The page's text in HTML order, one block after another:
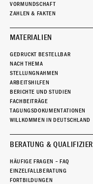
VORMUNDSCHAFT
ZAHLEN & FAKTEN
MATERIALIEN
GEDRUCKT BESTELLBAR
NACH THEMA
STELLUNGNAHMEN
ARBEITSHILFEN
BERICHTE UND STUDIEN
FACHBEITRÄGE
TAGUNGSDOKUMENTATIONEN
WILLKOMMEN IN DEUTSCHLAND
BERATUNG &
HÄUFIGE FRAGEN – FAQ
EINZELFALLBERATUNG
FORTBILDUNGEN